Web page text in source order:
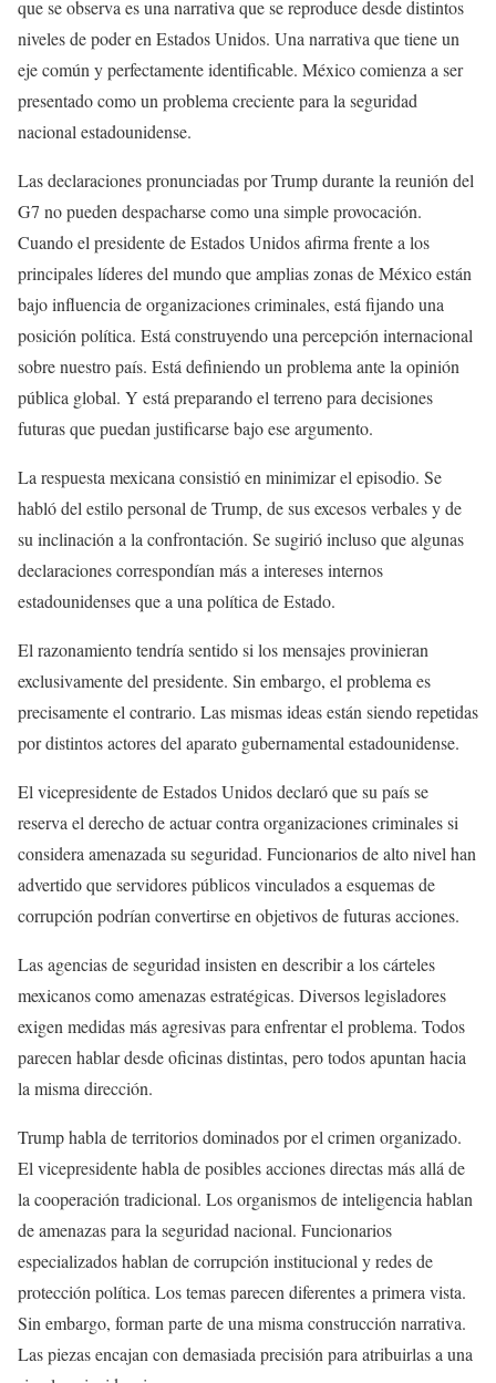
que se observa es una narrativa que se reproduce desde distintos
niveles de poder en Estados Unidos. Una narrativa que tiene un
eje común y perfectamente identificable. México comienza a ser
presentado como un problema creciente para la seguridad
nacional estadounidense.
Las declaraciones pronunciadas por Trump durante la reunión del
G7 no pueden despacharse como una simple provocación.
Cuando el presidente de Estados Unidos afirma frente a los
principales líderes del mundo que amplias zonas de México están
bajo influencia de organizaciones criminales, está fijando una
posición política. Está construyendo una percepción internacional
sobre nuestro país. Está definiendo un problema ante la opinión
pública global. Y está preparando el terreno para decisiones
futuras que puedan justificarse bajo ese argumento.
La respuesta mexicana consistió en minimizar el episodio. Se
habló del estilo personal de Trump, de sus excesos verbales y de
su inclinación a la confrontación. Se sugirió incluso que algunas
declaraciones correspondían más a intereses internos
estadounidenses que a una política de Estado.
El razonamiento tendría sentido si los mensajes provinieran
exclusivamente del presidente. Sin embargo, el problema es
precisamente el contrario. Las mismas ideas están siendo repetidas
por distintos actores del aparato gubernamental estadounidense.
El vicepresidente de Estados Unidos declaró que su país se
reserva el derecho de actuar contra organizaciones criminales si
considera amenazada su seguridad. Funcionarios de alto nivel han
advertido que servidores públicos vinculados a esquemas de
corrupción podrían convertirse en objetivos de futuras acciones.
Las agencias de seguridad insisten en describir a los cárteles
mexicanos como amenazas estratégicas. Diversos legisladores
exigen medidas más agresivas para enfrentar el problema. Todos
parecen hablar desde oficinas distintas, pero todos apuntan hacia
la misma dirección.
Trump habla de territorios dominados por el crimen organizado.
El vicepresidente habla de posibles acciones directas más allá de
la cooperación tradicional. Los organismos de inteligencia hablan
de amenazas para la seguridad nacional. Funcionarios
especializados hablan de corrupción institucional y redes de
protección política. Los temas parecen diferentes a primera vista.
Sin embargo, forman parte de una misma construcción narrativa.
Las piezas encajan con demasiada precisión para atribuirlas a una